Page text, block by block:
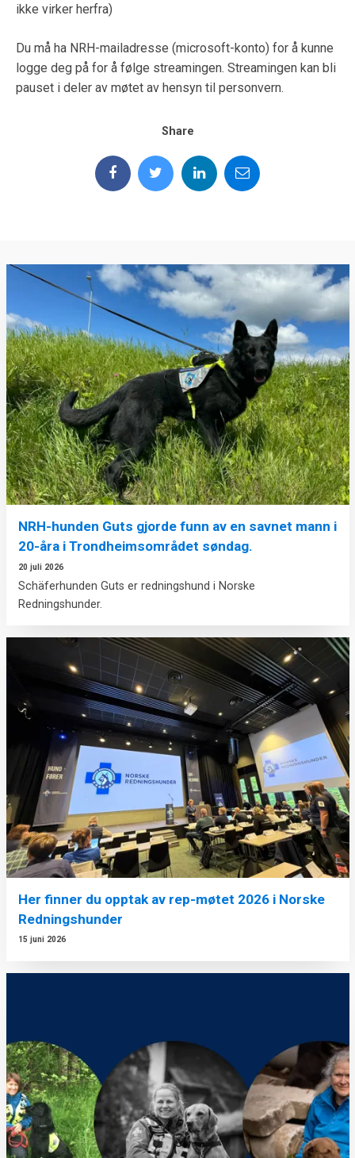
ikke virker herfra)
Du må ha NRH-mailadresse (microsoft-konto) for å kunne
logge deg på for å følge streamingen. Streamingen kan bli
pauset i deler av møtet av hensyn til personvern.
Share
NRH-hunden Guts gjorde funn av en savnet mann i
20-åra i Trondheimsområdet søndag.
20 juli 2026
Schäferhunden Guts er redningshund i Norske
Redningshunder.
Her finner du opptak av rep-møtet 2026 i Norske
Redningshunder
15 juni 2026